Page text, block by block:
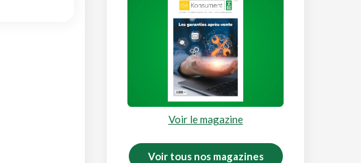
Voir le magazine
Voir tous nos magazines